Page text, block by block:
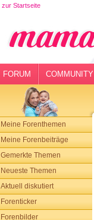
zur Startseite
FORUM COMMUNITY
Meine Forenthemen
Meine Forenbeiträge
Gemerkte Themen
Neueste Themen
Aktuell diskutiert
Forenticker
Forenbilder